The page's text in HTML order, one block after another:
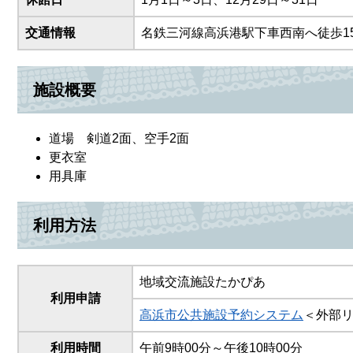
交通情報 名鉄三河線高浜港駅下車西南へ徒歩
施設概要
道場 剣道2面、空手2面
更衣室
用具庫
利用方法
利用申請
地域交流施設たかぴあ
高浜市公共施設予約システム ＜外部
利用時間 午前9時00分～午後10時00分